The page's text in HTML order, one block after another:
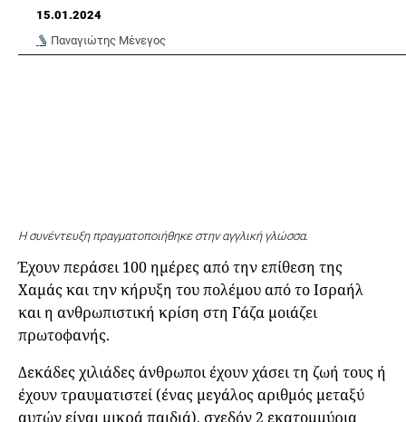
15.01.2024
Παναγιώτης Μένεγος
Η συνέντευξη πραγματοποιήθηκε στην αγγλική γλώσσα.
Έχουν περάσει 100 ημέρες από την επίθεση της
Χαμάς και την κήρυξη του πολέμου από το Ισραήλ
και η ανθρωπιστική κρίση στη Γάζα μοιάζει
πρωτοφανής.
Δεκάδες χιλιάδες άνθρωποι έχουν χάσει τη ζωή τους ή
έχουν τραυματιστεί (ένας μεγάλος αριθμός μεταξύ
αυτών είναι μικρά παιδιά), σχεδόν 2 εκατομμύρια